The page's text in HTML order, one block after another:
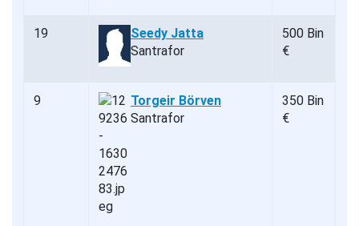
19
Seedy Jatta
Santrafor
500 Bin
€
9
Torgeir Börven
Santrafor
350 Bin
€